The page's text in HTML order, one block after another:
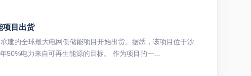
项目出货
建的全球最大电网侧储能项目开始出货。据悉，该项目位于沙
电力来自可再生能源的目标。 作为项目的一...